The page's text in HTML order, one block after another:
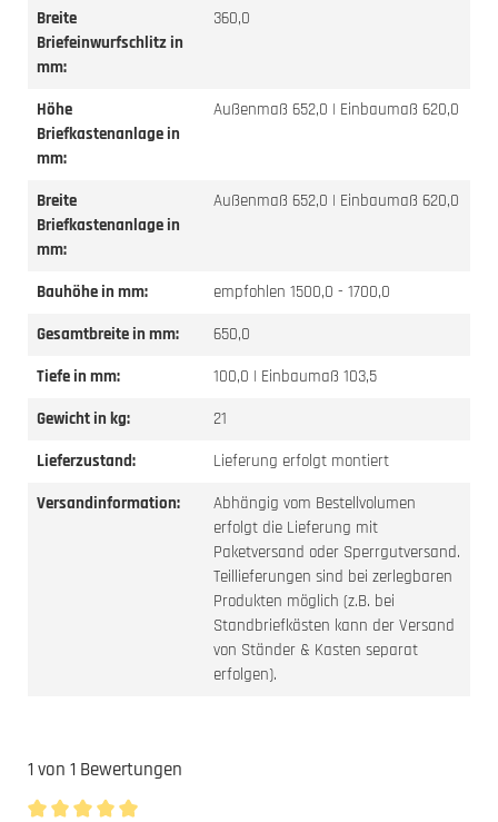
Breite
Briefeinwurfschlitz in
mm:
360,0
Höhe
Briefkastenanlage in
mm:
Außenmaß 652,0 | Einbaumaß 620,0
Breite
Briefkastenanlage in
mm:
Außenmaß 652,0 | Einbaumaß 620,0
Bauhöhe in mm:
empfohlen 1500,0 - 1700,0
Gesamtbreite in mm:
650,0
Tiefe in mm:
100,0 | Einbaumaß 103,5
Gewicht in kg:
21
Lieferzustand:
Lieferung erfolgt montiert
Versandinformation:
Abhängig vom Bestellvolumen
erfolgt die Lieferung mit
Paketversand oder Sperrgutversand.
Teillieferungen sind bei zerlegbaren
Produkten möglich (z.B. bei
Standbriefkästen kann der Versand
von Ständer & Kasten separat
erfolgen).
1 von 1 Bewertungen